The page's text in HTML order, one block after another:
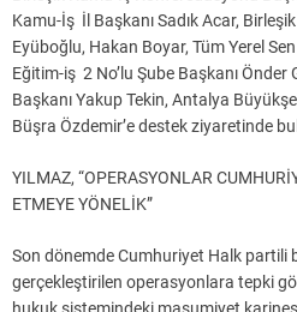
Kamu-İş İl Başkanı Sadık Acar,
Eyüboğlu, Hakan Boyar, Tüm Yerel
Eğitim-iş 2 No’lu Şube Başkanı
Başkanı Yakup Tekin, Antalya
Büşra Özdemir’e destek ziyaretinde
YILMAZ, “OPERASYONLAR
ETMEYE YÖNELİK”
Son dönemde Cumhuriyet Halk partili
gerçekleştirilen operasyonlara tepki